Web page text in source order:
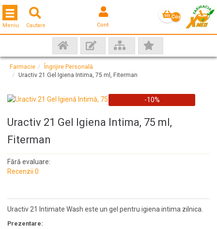
Cautare Cont
Coş
Toggle navigation
Meniu
Farmacie
Îngrijire Personală
Uractiv 21 Gel Igiena Intima, 75 ml, Fiterman
-10%
Uractiv 21 Gel Igiena Intima, 75 ml,
Fiterman
Fără evaluare:
Recenzii 0
Uractiv 21 Intimate Wash este un gel pentru igiena intima zilnica.
Prezentare: